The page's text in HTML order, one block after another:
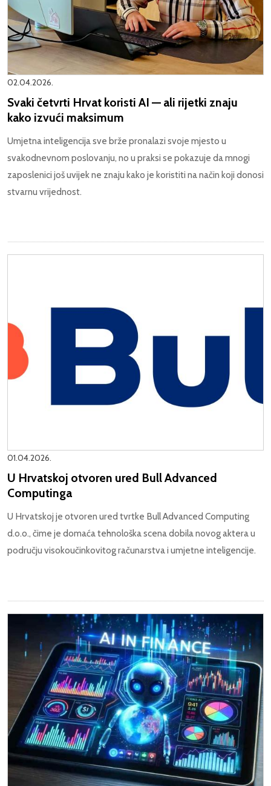
02.04.2026.
Svaki četvrti Hrvat koristi AI — ali rijetki znaju
kako izvući maksimum
Umjetna inteligencija sve brže pronalazi svoje mjesto u
svakodnevnom poslovanju, no u praksi se pokazuje da mnogi
zaposlenici još uvijek ne znaju kako je koristiti na način koji donosi
stvarnu vrijednost.
01.04.2026.
U Hrvatskoj otvoren ured Bull Advanced
Computinga
U Hrvatskoj je otvoren ured tvrtke Bull Advanced Computing
d.o.o., čime je domaća tehnološka scena dobila novog aktera u
području visokoučinkovitog računarstva i umjetne inteligencije.